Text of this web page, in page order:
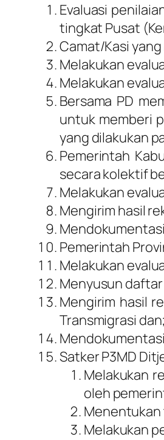
Evaluasi
tingkat Pusat
Camat/Kasi
Melakukan
Melakukan
Bersama PD
untuk memberi
yang dilakukan
Pemerintah
secara kolektif
Melakukan
Mengirim hasil
Pemerintah
Melakukan
Menyusun
Mengirim hasil
Transmigrasi dan;
Satker P3MD
Melakukan
oleh
Menentukan
Melakukan